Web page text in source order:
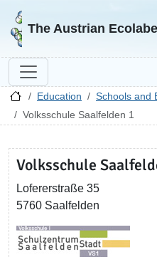
Go to homepage
The Austrian
Education
Schools and
Volksschule Saalfelden 1
Volksschule
Lofererstraße 35
5760 Saalfelden